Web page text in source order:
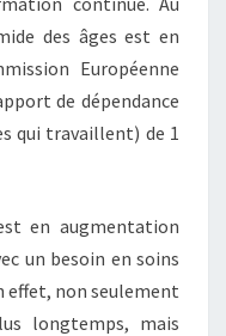
des âges est en
Européenne
de dépendance
qui travaillent) de 1
en augmentation
un besoin en soins
effet, non seulement
longtemps, mais